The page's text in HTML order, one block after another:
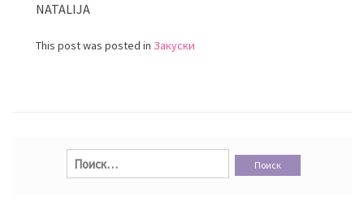
NATALIJA
This post was posted in Закуски
Найти: